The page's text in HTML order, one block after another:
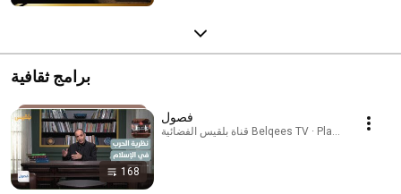
برامج ثقافية
168
فصول
قناة بلقيس الفضائية Belqees TV · Playlist